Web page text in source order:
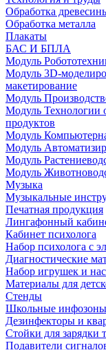
Обработка
Обработка металла
Плакаты
БАС И БПЛА
Модуль
Модуль 3D-
макетирование
Модуль
Модуль Технологии
продуктов
Модуль
Модуль
Модуль
Модуль
Музыка
Музыкальные
Печатная продукция
Лингафонный
Кабинет психолога
Набор психолога с
Диагностические
Набор игрушек и
Материалы для
Стенды
Школьные инфозоны
Дезинфекторы и
Стойки для зарядки
Подавители